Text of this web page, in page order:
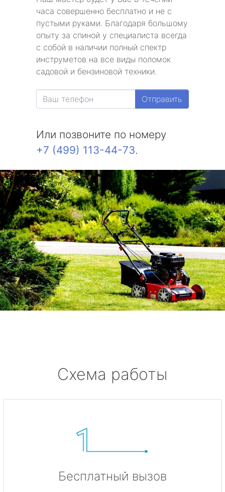
часа совершенно бесплатно и не с
пустыми руками. Благодаря большому
опыту за спиной у специалиста всегда
с собой в наличии полный спектр
инструметов на все виды поломок
садовой и бензиновой техники.
Отправить
Или позвоните по номеру
+7 (499) 113-44-73.
Схема работы
Бесплатный вызов